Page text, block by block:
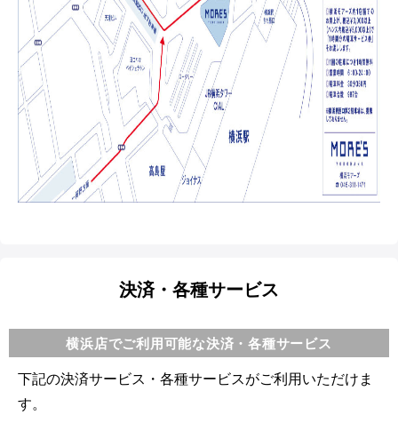
決済・各種サービス
横浜店でご利用可能な決済・各種サービス
下記の決済サービス・各種サービスがご利用いただけま
す。